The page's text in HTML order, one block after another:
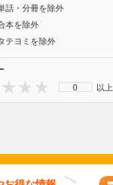
話・分冊を除外
本を除外
テヨミを除外
0 以上